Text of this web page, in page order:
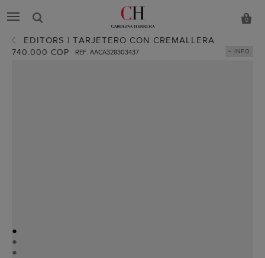
0
EDITORS | TARJETERO CON CREMALLERA
740.000 COP REF. AACA328303437 + INFO
●
●
●